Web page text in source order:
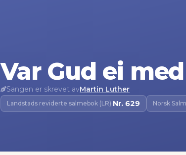
Var Gud ei
Sangen er skrevet avMartin Luther
Landstads reviderte salmebok (LR)·Nr. 629 Norsk